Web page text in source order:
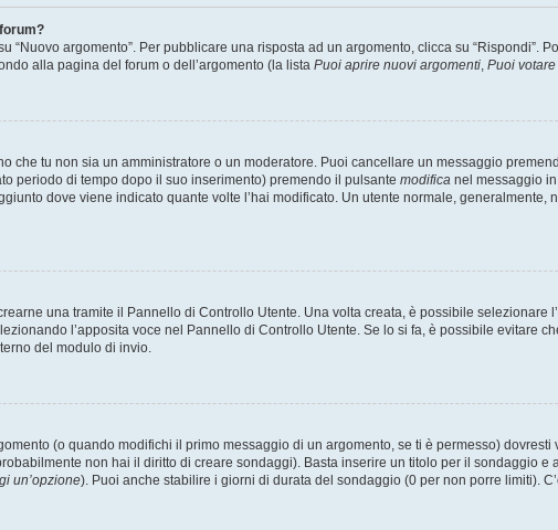
“Nuovo argomento”. Per pubblicare una risposta ad un argomento, clicca su “Rispondi”.
alla pagina del forum o dell’argomento (la lista Puoi aprire nuovi argomenti Puoi
che tu non sia un amministratore o un moderatore. Puoi cancellare un messaggio
periodo di tempo dopo il suo inserimento) premendo il pulsante modifica nel messaggio
dove viene indicato quante volte l’hai modificato. Un utente normale,
una tramite il Pannello di Controllo Utente. Una volta creata, è possibile selezionare
l’apposita voce nel Pannello di Controllo Utente. Se lo si fa, è possibile evitare
del modulo di invio.
(o quando modifichi il primo messaggio di un argomento, se ti è permesso) dovresti
non hai il diritto di creare sondaggi). Basta inserire un titolo per il sondaggio e
un’opzione). Puoi anche stabilire i giorni di durata del sondaggio (0 per non porre limiti).